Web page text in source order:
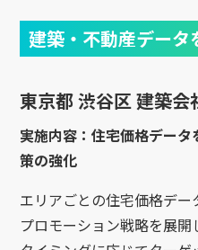
建築・不動産データ
東京都 渋谷区 建築会
実施内容：住宅価格デー
策の強化
エリアごとの住宅価格デ
プロモーション戦略を展